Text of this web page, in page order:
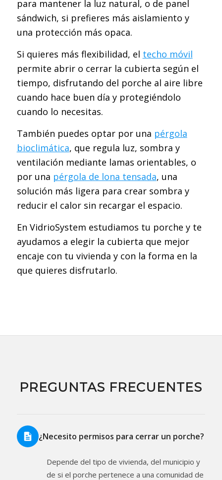
para mantener la luz natural, o de panel
sándwich, si prefieres más aislamiento y
una protección más opaca.
Si quieres más flexibilidad, el techo móvil
permite abrir o cerrar la cubierta según el
tiempo, disfrutando del porche al aire libre
cuando hace buen día y protegiéndolo
cuando lo necesitas.
También puedes optar por una pérgola
bioclimática, que regula luz, sombra y
ventilación mediante lamas orientables, o
por una pérgola de lona tensada, una
solución más ligera para crear sombra y
reducir el calor sin recargar el espacio.
En VidrioSystem estudiamos tu porche y te
ayudamos a elegir la cubierta que mejor
encaje con tu vivienda y con la forma en la
que quieres disfrutarlo.
PREGUNTAS FRECUENTES
¿Necesito permisos para cerrar un porche?
Depende del tipo de vivienda, del municipio y
de si el porche pertenece a una comunidad de